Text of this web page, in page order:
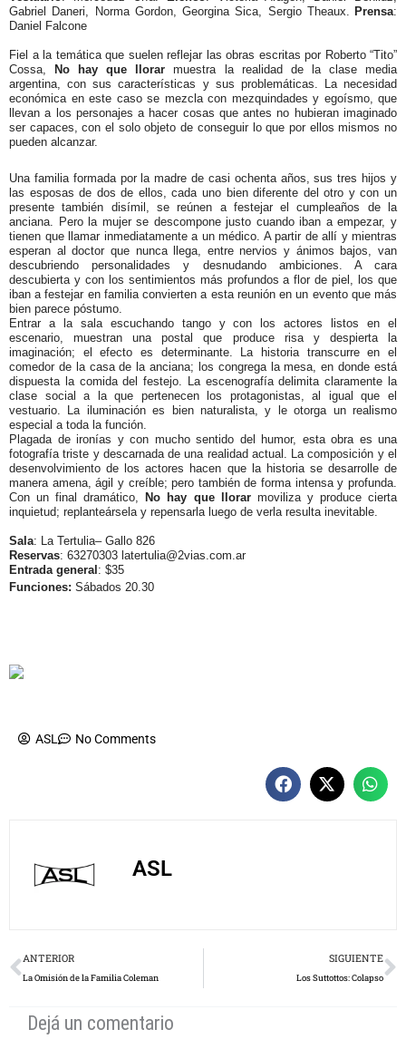
Gabriel Daneri, Norma Gordon, Georgina Sica, Sergio Theaux. Prensa:
Daniel Falcone
Fiel a la temática que suelen reflejar las obras escritas por Roberto “Tito”
Cossa,
No hay que llorar muestra la realidad de la clase media
argentina, con sus características y sus problemáticas. La necesidad
económica en este caso se mezcla con mezquindades y egoísmo, que
llevan a los personajes a hacer cosas que antes no hubieran imaginado
ser capaces, con el solo objeto de conseguir lo que por ellos mismos no
pueden alcanzar.
Una familia formada por la madre de casi ochenta años, sus tres hijos y
las esposas de dos de ellos, cada uno bien diferente del otro y con un
presente también disímil, se reúnen a festejar el cumpleaños de la
anciana. Pero la mujer se descompone justo cuando iban a empezar, y
tienen que llamar inmediatamente a un médico. A partir de allí y mientras
esperan al doctor que nunca llega, entre nervios y ánimos bajos, van
descubriendo personalidades y desnudando ambiciones. A cara
descubierta y con los sentimientos más profundos a flor de piel, los que
iban a festejar en familia convierten a esta reunión en un evento que más
bien parece póstumo.
Entrar a la sala escuchando tango y con los actores listos en el
escenario, muestran una postal que produce risa y despierta la
imaginación; el efecto es determinante. La historia transcurre en el
comedor de la casa de la anciana; los congrega la mesa, en donde está
dispuesta la comida del festejo. La escenografía delimita claramente la
clase social a la que pertenecen los protagonistas, al igual que el
vestuario. La iluminación es bien naturalista, y le otorga un realismo
especial a toda la función.
Plagada de ironías y con mucho sentido del humor, esta obra es una
fotografía triste y descarnada de una realidad actual. La composición y el
desenvolvimiento de los actores hacen que la historia se desarrolle de
manera amena, ágil y creíble; pero también de forma intensa y profunda.
Con un final dramático,
No hay que llorarmoviliza y produce cierta
inquietud; replanteársela y repensarla luego de verla resulta inevitable.
Sala: La Tertulia– Gallo 826
Reservas: 63270303 latertulia@2vias.com.ar
Entrada general : $35
Funciones: Sábados 20.30
ASL No Comments
ASL
Prev
ANTERIOR
La Omisión de la Familia Coleman
SIGUIENTE
Los Suttottos: Colapso
Dejá un comentario